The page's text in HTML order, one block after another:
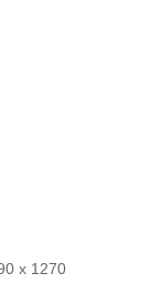
x 1270